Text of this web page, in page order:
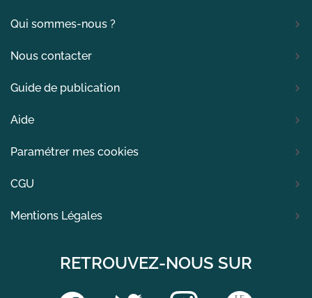
Qui sommes-nous ?
Nous contacter
Guide de publication
Aide
Paramétrer mes cookies
CGU
Mentions Légales
RETROUVEZ-NOUS SUR